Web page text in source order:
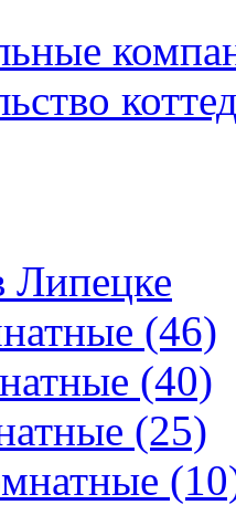
Липецке
(46)
(40)
(25)